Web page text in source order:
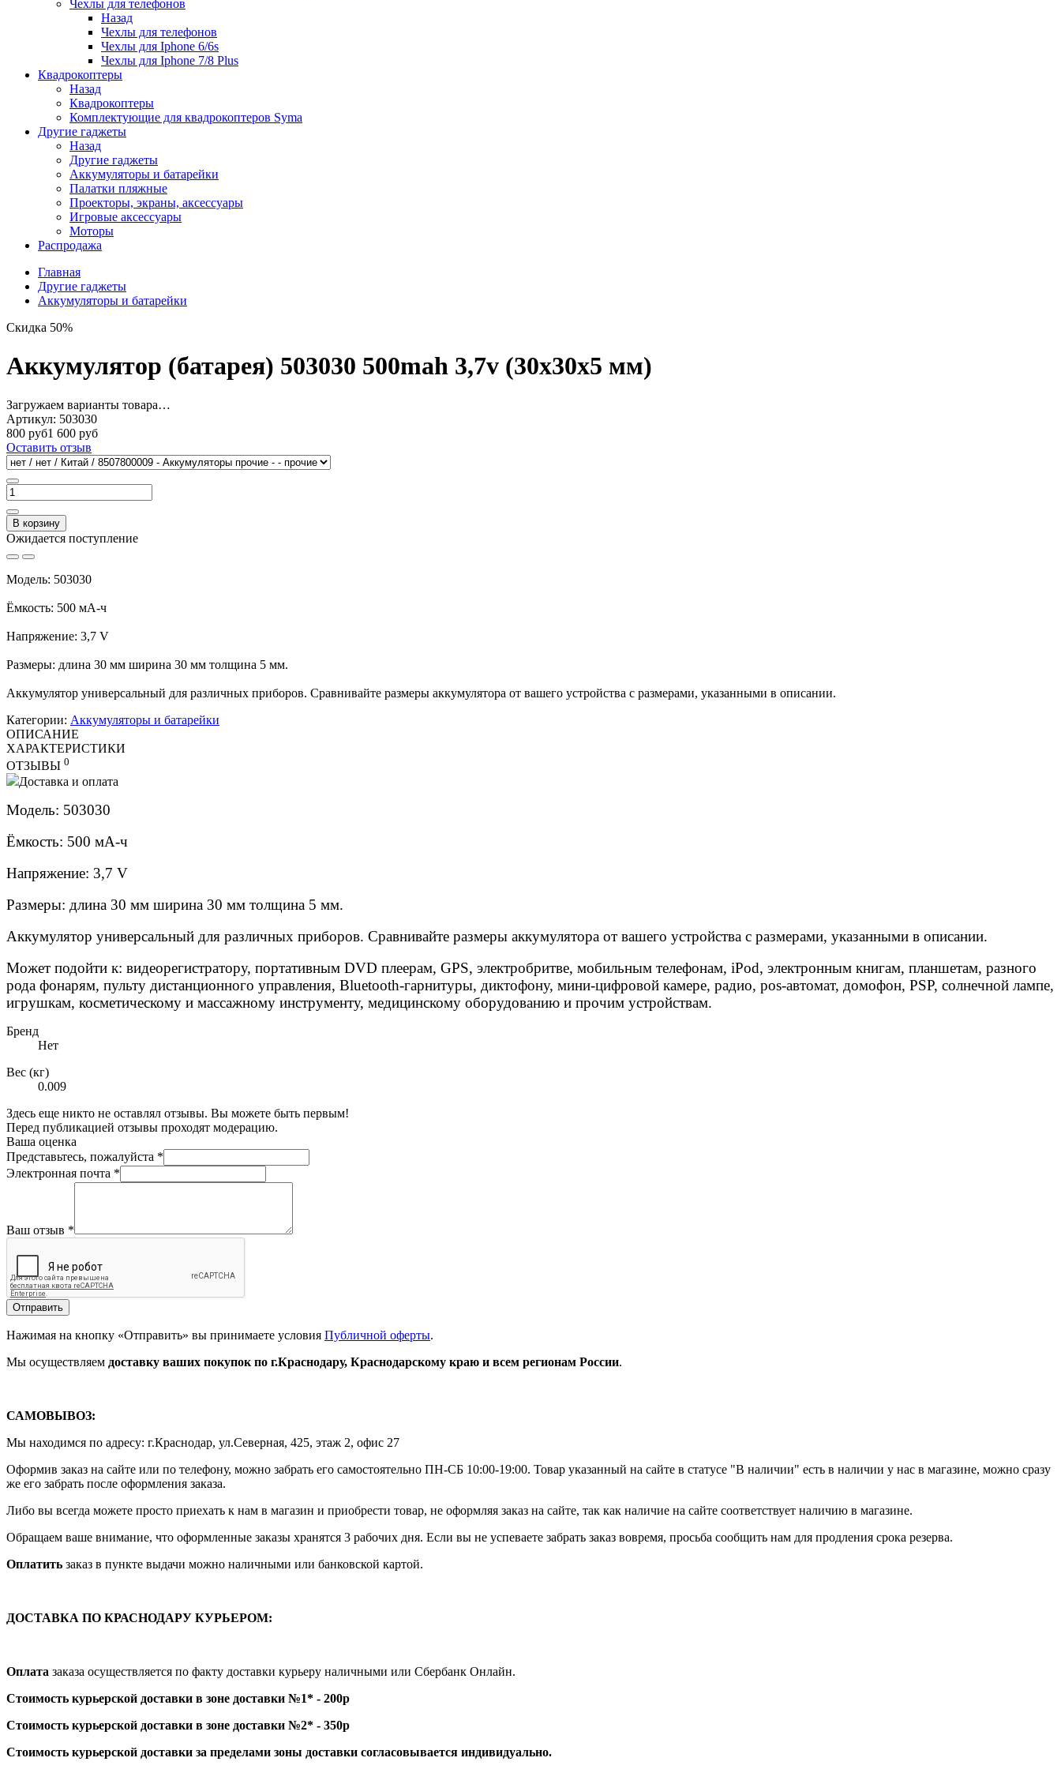
Чехлы для телефонов
Назад
Чехлы для телефонов
Чехлы для Iphone 6/6s
Чехлы для Iphone 7/8 Plus
Квадрокоптеры
Назад
Квадрокоптеры
Комплектующие для квадрокоптеров Syma
Другие гаджеты
Назад
Другие гаджеты
Аккумуляторы и батарейки
Палатки пляжные
Проекторы, экраны, аксессуары
Игровые аксессуары
Моторы
Распродажа
Главная
Другие гаджеты
Аккумуляторы и батарейки
Скидка 50%
Аккумулятор (батарея) 503030 500mah 3,7v (30х30х5 мм)
Загружаем варианты товара…
Артикул: 503030
800 руб1 600 руб
Оставить отзыв
В корзину
Ожидается поступление
Модель: 503030
Ёмкость: 500 мА-ч
Напряжение: 3,7 V
Размеры: длина 30 мм ширина 30 мм толщина 5 мм.
Аккумулятор универсальный для различных приборов. Сравнивайте размеры аккумулятора от вашего устройства с размерами, указанными в описании.
Категории: Аккумуляторы и батарейки
ОПИСАНИЕ
ХАРАКТЕРИСТИКИ
ОТЗЫВЫ 0
Доставка и оплата
Модель: 503030
Ёмкость: 500 мА-ч
Напряжение: 3,7 V
Размеры: длина 30 мм ширина 30 мм толщина 5 мм.
Аккумулятор универсальный для различных приборов. Сравнивайте размеры аккумулятора от вашего устройства с размерами, указанными в описании.
Может подойти к: видеорегистратору, портативным DVD плеерам, GPS, электробритве, мобильным телефонам, iPod, электронным книгам, планшетам, разного
рода фонарям, пульту дистанционного управления, Bluetooth-гарнитуры, диктофону, мини-цифровой камере, радио, pos-автомат, домофон, PSP, солнечной лампе,
игрушкам, косметическому и массажному инструменту, медицинскому оборудованию и прочим устройствам.
Бренд
Нет
Вес (кг)
0.009
Здесь еще никто не оставлял отзывы. Вы можете быть первым!
Перед публикацией отзывы проходят модерацию.
Ваша оценка
Представьтесь, пожалуйста *
Электронная почта *
Ваш отзыв *
Отправить
Нажимая на кнопку «Отправить» вы принимаете условия Публичной оферты.
Мы осуществляем доставку ваших покупок по г.Краснодару, Краснодарскому краю и всем регионам России.
САМОВЫВОЗ:
Мы находимся по адресу: г.Краснодар, ул.Северная, 425, этаж 2, офис 27
Оформив заказ на сайте или по телефону, можно забрать его самостоятельно ПН-СБ 10:00-19:00. Товар указанный на сайте в статусе "В наличии" есть в наличии у нас в магазине, можно сразу
же его забрать после оформления заказа.
Либо вы всегда можете просто приехать к нам в магазин и приобрести товар, не оформляя заказ на сайте, так как наличие на сайте соответствует наличию в магазине.
Обращаем ваше внимание, что оформленные заказы хранятся 3 рабочих дня. Если вы не успеваете забрать заказ вовремя, просьба сообщить нам для продления срока резерва.
Оплатить заказ в пункте выдачи можно наличными или банковской картой.
ДОСТАВКА ПО КРАСНОДАРУ КУРЬЕРОМ:
Оплата заказа осуществляется по факту доставки курьеру наличными или Сбербанк Онлайн.
Стоимость курьерской доставки в зоне доставки №1* - 200р
Стоимость курьерской доставки в зоне доставки №2* - 350р
Стоимость курьерской доставки за пределами зоны доставки согласовывается индивидуально.